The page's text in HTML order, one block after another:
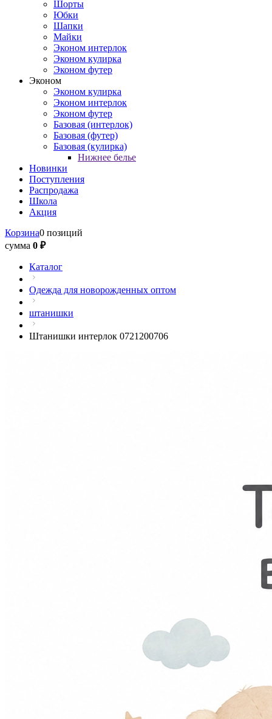
Шорты
Юбки
Шапки
Майки
Эконом интерлок
Эконом кулирка
Эконом футер
Эконом
Эконом кулирка
Эконом интерлок
Эконом футер
Базовая (интерлок)
Базовая (футер)
Базовая (кулирка)
Нижнее белье
Новинки
Поступления
Распродажа
Школа
Акция
Корзина0 позиций
сумма 0 ₽
Каталог
Одежда для новорожденных оптом
штанишки
Штанишки интерлок 0721200706